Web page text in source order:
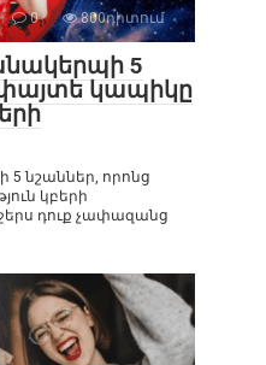
0 800դիտում
5
փայտե կապիկը
նշաններ, որոնց
կբերի
դուք չափազանց